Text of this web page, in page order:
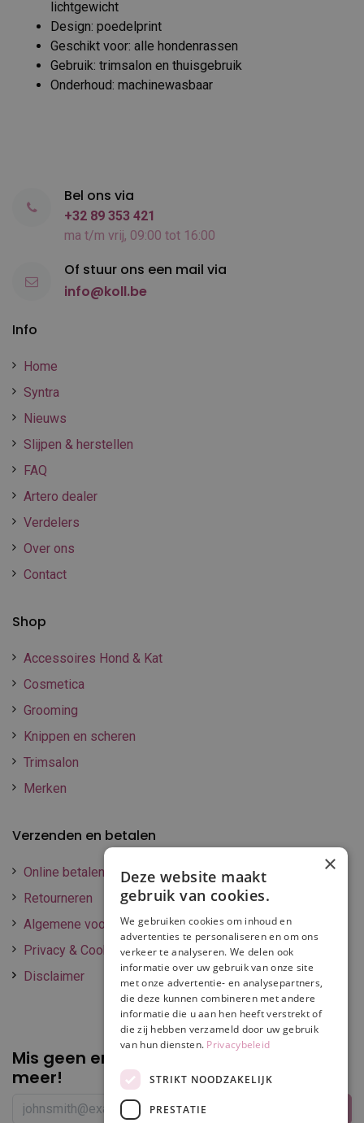
lichtgewicht
Design: poedelprint
Geschikt voor: alle hondenrassen
Gebruik: trimsalon en thuisgebruik
Onderhoud: machinewasbaar
Info
Home
Syntra
Nieuws
Slijpen & herstellen
FAQ
Artero dealer
Verdelers
Over ons
Contact
Shop
Accessoires Hond & Kat
Cosmetica
Grooming
Knippen en scheren
Trimsalon
Merken
Verzenden en betalen
Online betalen
Retourneren
Algemene voorwaarden
Privacy & Cookie policy
Disclaimer
Mis geen enkele
promotie of korting
meer!
Bel ons via
+32 89 353 421
ma t/m vrij, 09:00 tot 16:00
Of stuur ons een mail via
info@koll.be
×
Deze website maakt
gebruik van cookies.
We gebruiken cookies om inhoud en
advertenties te personaliseren en om ons
verkeer te analyseren. We delen ook
informatie over uw gebruik van onze site
met onze advertentie- en analysepartners,
die deze kunnen combineren met andere
informatie die u aan hen heeft verstrekt of
die zij hebben verzameld door uw gebruik
van hun diensten. Privacybeleid
STRIKT NOODZAKELIJK
PRESTATIE